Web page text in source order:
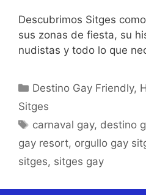
Descubrimos Sitges
sus zonas de fiesta, su
nudistas y todo lo que
Categorías
Destino Gay Friendly,
Sitges
Etiquetas
carnaval gay, destino
gay resort, orgullo gay
sitges, sitges gay